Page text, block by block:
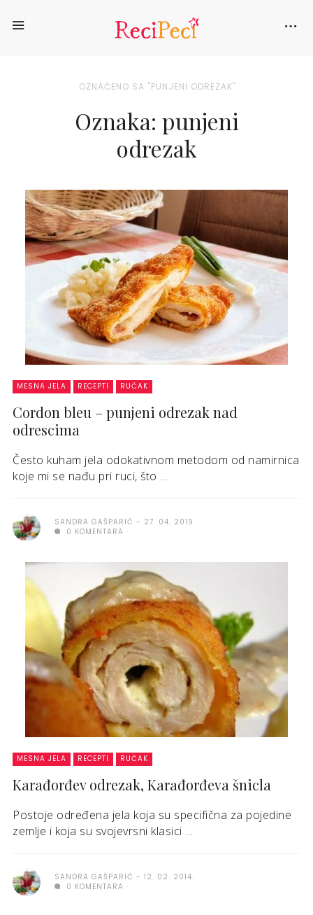
OZNAČENO SA "PUNJENI ODREZAK"
Oznaka: punjeni
odrezak
MESNA JELA RECEPTI RUČAK
Cordon bleu – punjeni odrezak nad
odrescima
Često kuham jela odokativnom metodom od namirnica
koje mi se nađu pri ruci, što ...
SANDRA GAŠPARIĆ
27. 04. 2019.
0 KOMENTARA
MESNA JELA RECEPTI RUČAK
Karađorđev odrezak, Karađorđeva šnicla
Postoje određena jela koja su specifična za pojedine
zemlje i koja su svojevrsni klasici ...
SANDRA GAŠPARIĆ
12. 02. 2014.
0 KOMENTARA